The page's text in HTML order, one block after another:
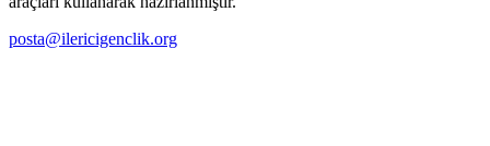
posta@ilericigenclik.org